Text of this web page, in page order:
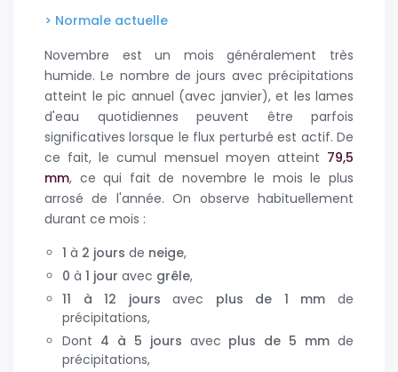
> Normale actuelle
Novembre est un mois généralement très
humide. Le nombre de jours avec précipitations
atteint le pic annuel (avec janvier), et les lames
d'eau quotidiennes peuvent être parfois
significatives lorsque le flux perturbé est actif. De
ce fait, le cumul mensuel moyen atteint 79,5
mm, ce qui fait de novembre le mois le plus
arrosé de l'année. On observe habituellement
durant ce mois :
1 à 2 jours de neige,
0 à 1 jour avec grêle,
11 à 12 jours avec plus de 1 mm de
précipitations,
dont 4 à 5 jours avec plus de 5 mm de
précipitations,